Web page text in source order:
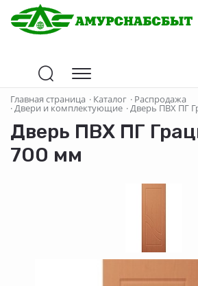
Главная страница · Каталог · Распродажа
·Двери и комплектующие ·Дверь ПВХ ПГ
Дверь ПВХ ПГ
700 мм